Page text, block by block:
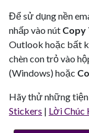
Để sử dụng nền
nhấp vào nút Copy
Outlook hoặc bất
chèn con trỏ vào
(Windows) hoặc
Hãy thử những tiện
Stickers | Lời Chúc